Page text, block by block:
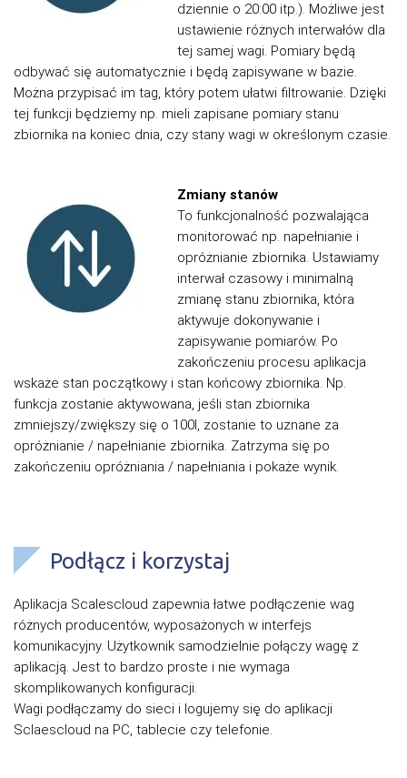
dziennie o 20:00 itp.). Możliwe jest
ustawienie różnych interwałów dla
tej samej wagi. Pomiary będą
odbywać się automatycznie i będą zapisywane w bazie.
Można przypisać im tag, który potem ułatwi filtrowanie. Dzięki
tej funkcji będziemy np. mieli zapisane pomiary stanu
zbiornika na koniec dnia, czy stany wagi w określonym czasie.
Zmiany stanów​
To funkcjonalność pozwalająca
monitorować np. napełnianie i
opróżnianie zbiornika. Ustawiamy
interwał czasowy i minimalną
zmianę stanu zbiornika, która
aktywuje dokonywanie i
zapisywanie pomiarów. Po
zakończeniu procesu aplikacja
wskaże stan początkowy i stan końcowy zbiornika. Np.
funkcja zostanie aktywowana, jeśli stan zbiornika
zmniejszy/zwiększy się o 100l, zostanie to uznane za
opróżnianie / napełnianie zbiornika. Zatrzyma się po
zakończeniu opróżniania / napełniania i pokaże wynik.
Podłącz i korzystaj
Aplikacja Scalescloud zapewnia łatwe podłączenie wag
różnych producentów, wyposażonych w interfejs
komunikacyjny. Użytkownik samodzielnie połączy wagę z
aplikacją. Jest to bardzo proste i nie wymaga
skomplikowanych konfiguracji.
Wagi podłączamy do sieci i logujemy się do aplikacji
Sclaescloud na PC, tablecie czy telefonie.